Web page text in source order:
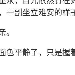
副坐立难安的样
色平静了，只是握